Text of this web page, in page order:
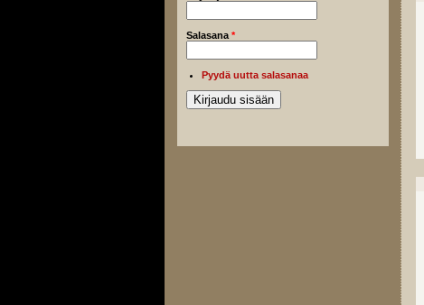
Salasana *
Pyydä uutta salasanaa